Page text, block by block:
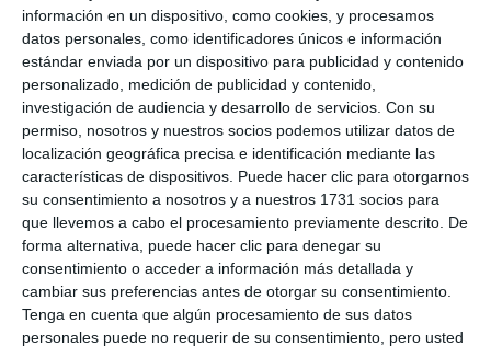
información en un dispositivo, como cookies, y procesamos
datos personales, como identificadores únicos e información
estándar enviada por un dispositivo para publicidad y contenido
personalizado, medición de publicidad y contenido,
investigación de audiencia y desarrollo de servicios. Con su
permiso, nosotros y nuestros socios podemos utilizar datos de
localización geográfica precisa e identificación mediante las
características de dispositivos. Puede hacer clic para otorgarnos
su consentimiento a nosotros y a nuestros 1731 socios para
que llevemos a cabo el procesamiento previamente descrito. De
forma alternativa, puede hacer clic para denegar su
consentimiento o acceder a información más detallada y
cambiar sus preferencias antes de otorgar su consentimiento.
Tenga en cuenta que algún procesamiento de sus datos
personales puede no requerir de su consentimiento, pero usted